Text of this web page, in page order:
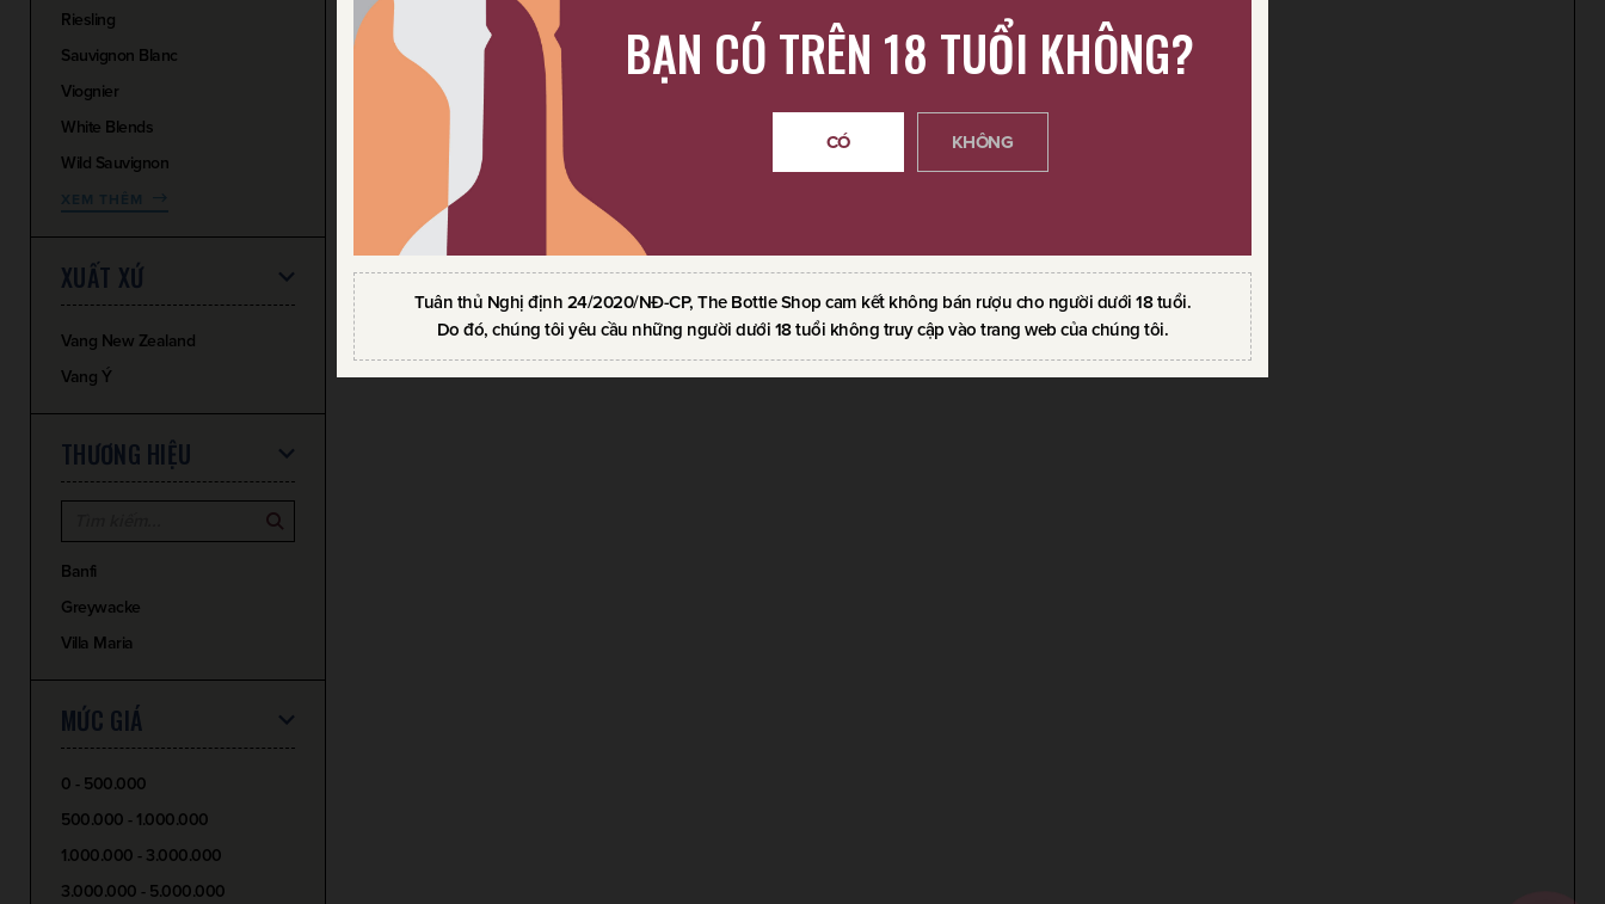
BẠN CÓ TRÊN 18 TUỔI KHÔNG?
CÓ KHÔNG
Tuân thủ Nghị định 24/2020/NĐ-CP, The Bottle Shop cam kết không bán rượu cho người dưới 18 tuổi.
Do đó, chúng tôi yêu cầu những người dưới 18 tuổi không truy cập vào trang web của chúng tôi.
Riesling
Sauvignon Blanc
Viognier
White Blends
Wild Sauvignon
XEM THÊM
XUẤT XỨ
Vang New Zealand
Vang Ý
THƯƠNG HIỆU
Banfi
Greywacke
Villa Maria
MỨC GIÁ
0 - 500.000
500.000 - 1.000.000
1.000.000 - 3.000.000
3.000.000 - 5.000.000
RƯỢU VANG BANFI PLACIDO
PINOT GRIGIO
750ml / 12.50%
391.500
RƯỢU VANG GREYWACKE
BOTRYTIS PINOT GRIS 375ML
PINOT GRIS
750ml / 13.00%
689.000VND